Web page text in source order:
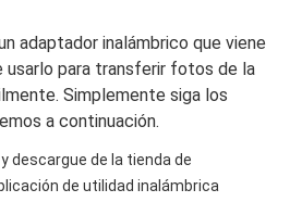
adaptador inalámbrico que viene
usarlo para transferir fotos de la
Simplemente siga los
a continuación.
descargue de la tienda de
de utilidad inalámbrica